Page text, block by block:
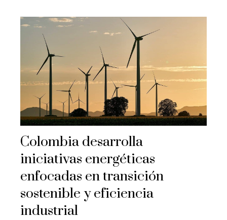
Colombia desarrolla
iniciativas energéticas
enfocadas en transición
sostenible y eficiencia
industrial